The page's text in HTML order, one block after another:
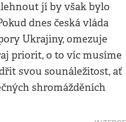
jí by však bylo
dnes česká vláda
Ukrajiny, omezuje
priorit, o to víc musíme
svou sounáležitost, ať
shromážděních